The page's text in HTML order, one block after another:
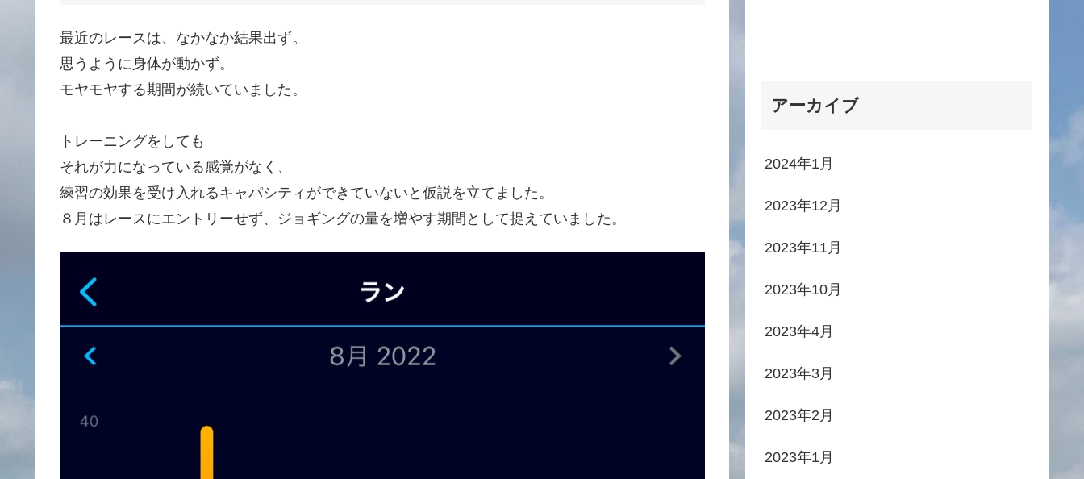
最近のレースは、なかなか結果出ず。
思うように身体が動かず。
モヤモヤする期間が続いていました。
トレーニングをしても
それが力になっている感覚がなく、
練習の効果を受け入れるキャパシティができていないと仮説を立てました。
８月はレースにエントリーせず、ジョギングの量を増やす期間として捉えていました。
アーカイブ
2024年1月
2023年12月
2023年11月
2023年10月
2023年4月
2023年3月
2023年2月
2023年1月